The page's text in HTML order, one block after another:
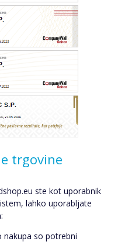
trgovine
ste kot uporabnik
lahko uporabljate
nakupa so potrebni